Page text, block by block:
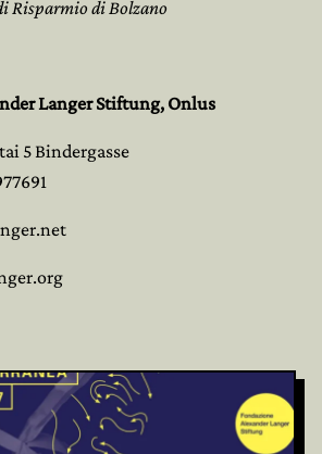
Risparmio di Bolzano
Langer Stiftung, Onlus
5 Bindergasse